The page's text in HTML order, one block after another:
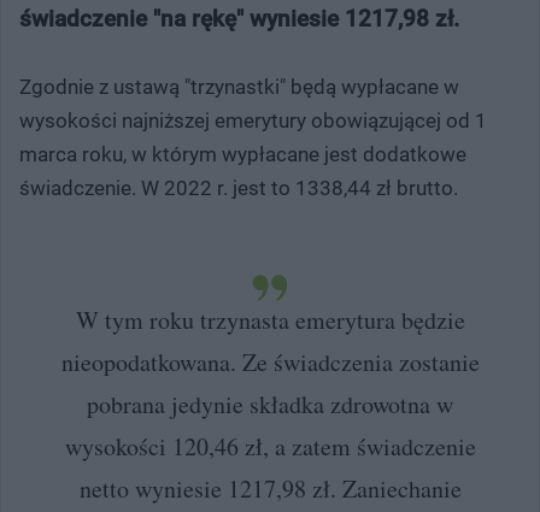
świadczenie "na rękę" wyniesie 1217,98 zł.
Zgodnie z ustawą "trzynastki" będą wypłacane w
wysokości najniższej emerytury obowiązującej od 1
marca roku, w którym wypłacane jest dodatkowe
świadczenie. W 2022 r. jest to 1338,44 zł brutto.
W tym roku trzynasta emerytura będzie
nieopodatkowana. Ze świadczenia zostanie
pobrana jedynie składka zdrowotna w
wysokości 120,46 zł, a zatem świadczenie
netto wyniesie 1217,98 zł. Zaniechanie